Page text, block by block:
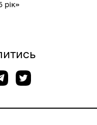
Історія громади
рік»